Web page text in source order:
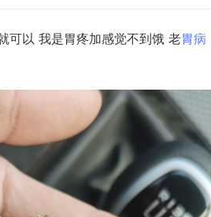
可以 我是胃疼加感觉不到饿 老胃病